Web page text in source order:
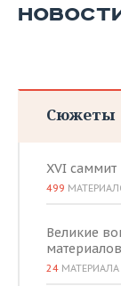
Сюжеты
XVI
499
Великие
материалов
24 МАТЕРИАЛА